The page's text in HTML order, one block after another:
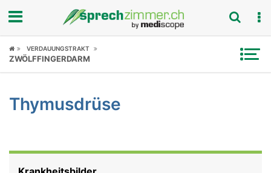
Fokus
Symptome
News
VERDAUUNGSTRAKT
ZWÖLFFINGERDARM
Thymusdrüse